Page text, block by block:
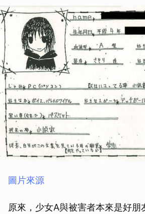
圖片來源
原來，少女A與被害者本來是好朋